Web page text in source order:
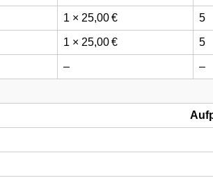
1 × 25,00 € 5
1 × 25,00 € 5
– –